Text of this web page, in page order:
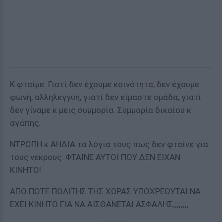
Κ φταίμε. Γιατί δεν έχουμε κοινότητα, δεν έχουμε
φωνή, αλληλεγγύη, γιατί δεν είμαστε ομάδα, γιατί
δεν γίναμε κ μεις συμμορία. Συμμορία δικαίου κ
αγάπης.
ΝΤΡΟΠΗ κ ΑΗΔΙΑ τα λόγια τους πως δεν φταίνε για
τους νεκρους. ΦΤΑΙΝΕ ΑΥΤΟΙ ΠΟΥ ΔΕΝ ΕΙΧΑΝ
ΚΙΝΗΤΟ!
ΑΠΟ ΠΟΤΕ ΠΟΛΙΤΗΣ ΤΗΣ ΧΩΡΑΣ ΥΠΟΧΡΕΟΥΤΑΙ ΝΑ
ΕΧΕΙ ΚΙΝΗΤΟ ΓΙΑ ΝΑ ΑΙΣΘΑΝΕΤΑΙ ΑΣΦΑΛΗΣ;;;;;;;;